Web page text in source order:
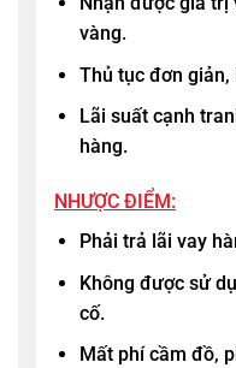
vàng.
Thủ tục đơn
Lãi suất cạnh
hàng.
NHƯỢC ĐIỂM:
Phải trả lãi vay
Không được sử
cố.
Mất phí cầm đồ,